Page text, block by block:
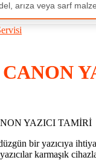
CANON
YAZICI TAMİRİ
bir yazıcıya
karmaşık